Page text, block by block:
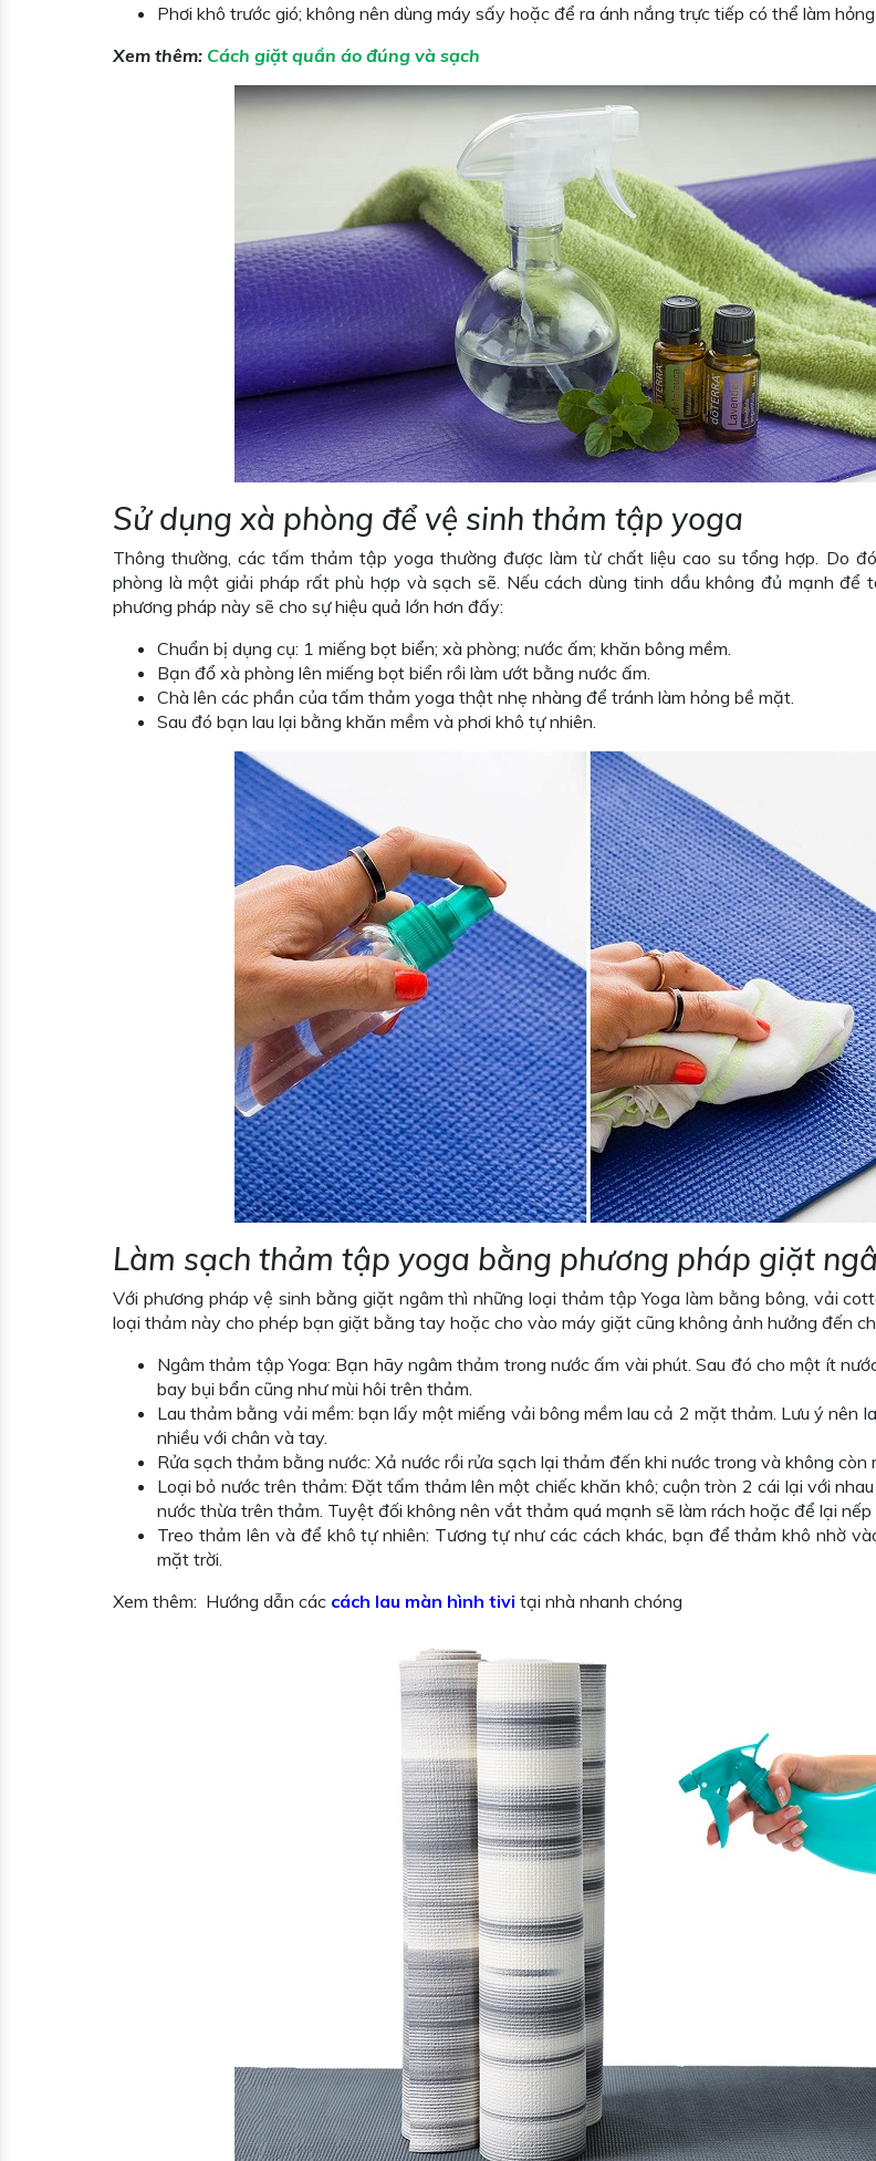
Phơi khô trước gió; không nên dùng máy sấy hoặc để ra ánh nắng trực tiếp có thể làm hỏng
Xem thêm: Cách giặt quần áo đúng và sạch
Sử dụng xà phòng để vệ sinh thảm tập yoga
Thông thường, các tấm thảm tập yoga thường được làm từ chất liệu cao su tổng hợp. Do
phòng là một giải pháp rất phù hợp và sạch sẽ. Nếu cách dùng tinh dầu không đủ mạnh để
phương pháp này sẽ cho sự hiệu quả lớn hơn đấy:
Chuẩn bị dụng cụ: 1 miếng bọt biển; xà phòng; nước ấm; khăn bông mềm.
Bạn đổ xà phòng lên miếng bọt biển rồi làm ướt bằng nước ấm.
Chà lên các phần của tấm thảm yoga thật nhẹ nhàng để tránh làm hỏng bề mặt.
Sau đó bạn lau lại bằng khăn mềm và phơi khô tự nhiên.
Làm sạch thảm tập yoga bằng phương pháp giặt
Với phương pháp vệ sinh bằng giặt ngâm thì những loại thảm tập Yoga làm bằng bông, vải
loại thảm này cho phép bạn giặt bằng tay hoặc cho vào máy giặt cũng không ảnh hưởng đến
Ngâm thảm tập Yoga: Bạn hãy ngâm thảm trong nước ấm vài phút. Sau đó cho một ít
bay bụi bẩn cũng như mùi hôi trên thảm.
Lau thảm bằng vải mềm: bạn lấy một miếng vải bông mềm lau cả 2 mặt thảm. Lưu ý nên
nhiều với chân và tay.
Rửa sạch thảm bằng nước: Xả nước rồi rửa sạch lại thảm đến khi nước trong và không còn
Loại bỏ nước trên thảm: Đặt tấm thảm lên một chiếc khăn khô; cuộn tròn 2 cái lại với
nước thừa trên thảm. Tuyệt đối không nên vắt thảm quá mạnh sẽ làm rách hoặc để lại
Treo thảm lên và để khô tự nhiên: Tương tự như các cách khác, bạn để thảm khô nhờ
mặt trời.
Xem thêm: Hướng dẫn các cách lau màn hình tivi tại nhà nhanh chóng